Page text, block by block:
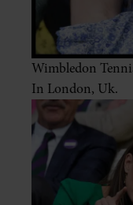
Wimbledon
In London, Uk.